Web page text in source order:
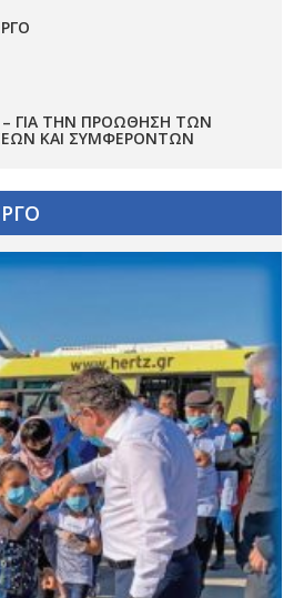
– ΓΙΑ ΤΗΝ ΠΡΟΏΘΗΣΗ ΤΩΝ
ΚΑΙ ΣΥΜΦΕΡΌΝΤΩΝ